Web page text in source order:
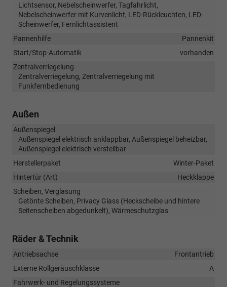
Lichtsensor, Nebelscheinwerfer, Tagfahrlicht,
Nebelscheinwerfer mit Kurvenlicht, LED-Rückleuchten, LED-
Scheinwerfer, Fernlichtassistent
Pannenhilfe
Pannenkit
Start/Stop-Automatik
vorhanden
Zentralverriegelung
Zentralverriegelung, Zentralverriegelung mit
Funkfernbedienung
Außen
Außenspiegel
Außenspiegel elektrisch anklappbar, Außenspiegel beheizbar,
Außenspiegel elektrisch verstellbar
Herstellerpaket
Winter-Paket
Hintertür (Art)
Heckklappe
Scheiben, Verglasung
Getönte Scheiben, Privacy Glass (Heckscheibe und hintere
Seitenscheiben abgedunkelt), Wärmeschutzglas
Räder & Technik
Antriebsachse
Frontantrieb
Externe Rollgeräuschklasse
A
Fahrwerk- und Regelungssysteme